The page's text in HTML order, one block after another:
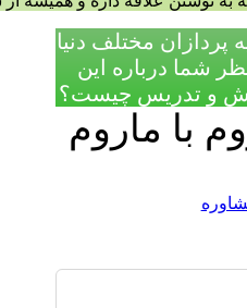
پردازان مختلف دنیا
شما درباره این
و تدریس چیست؟
با ماروم